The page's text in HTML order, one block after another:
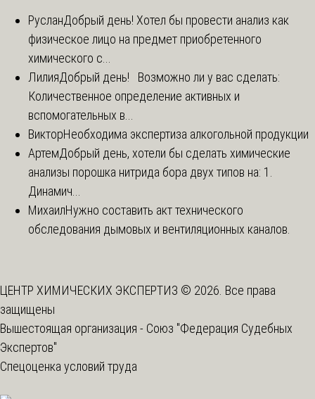
РусланДобрый день! Хотел бы провести анализ как
физическое лицо на предмет приобретенного
химического с...
ЛилияДобрый день! Возможно ли у вас сделать:
Количественное определение активных и
вспомогательных в...
ВикторНеобходима экспертиза алкогольной продукции
АртемДобрый день, хотели бы сделать химические
анализы порошка нитрида бора двух типов на: 1.
Динамич...
МихаилНужно составить акт технического
обследования дымовых и вентиляционных каналов.
ЦЕНТР ХИМИЧЕСКИХ ЭКСПЕРТИЗ © 2026. Все права
защищены
Вышестоящая организация - Союз "Федерация Судебных
Экспертов"
Спецоценка условий труда